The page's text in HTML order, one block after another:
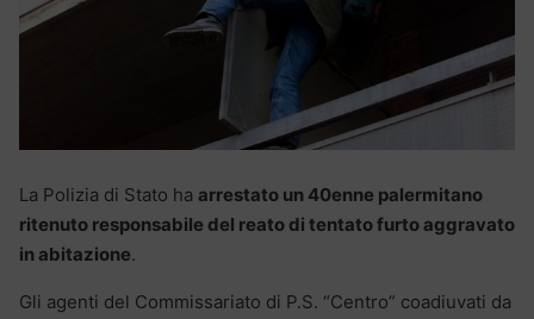
La Polizia di Stato ha arrestato un 40enne palermitano
ritenuto responsabile del reato di tentato furto aggravato
in abitazione.
Gli agenti del Commissariato di P.S. “Centro” coadiuvati da